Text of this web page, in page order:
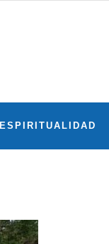
ESPIRITUALIDAD